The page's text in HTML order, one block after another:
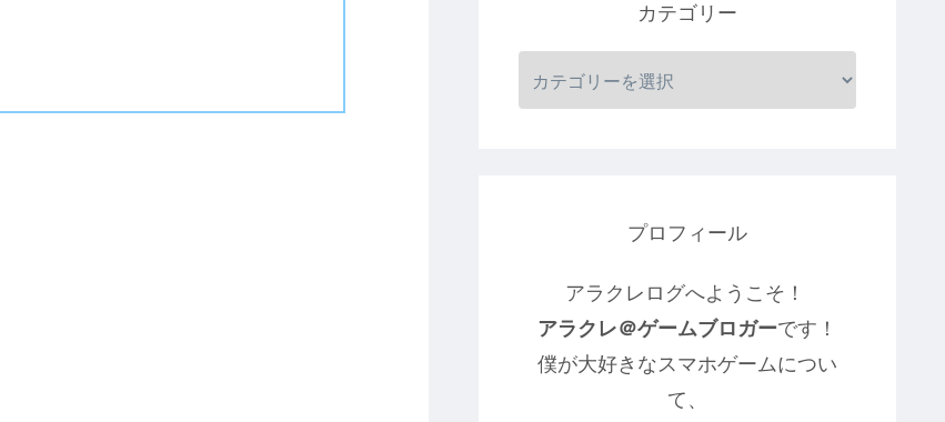
カテゴリー
プロフィール
アラクレログへようこそ！
アラクレ＠ゲームブロガーです！
僕が大好きなスマホゲームについ
て、